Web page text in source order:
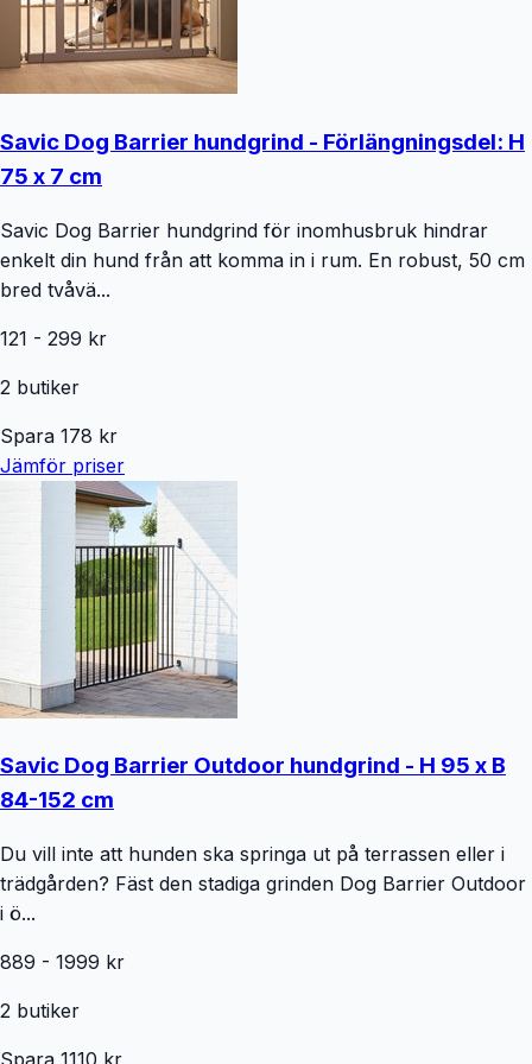
Savic Dog Barrier hundgrind - Förlängningsdel: H
75 x 7 cm
Savic Dog Barrier hundgrind för inomhusbruk hindrar
enkelt din hund från att komma in i rum. En robust, 50 cm
bred tvåvä...
121 - 299 kr
2 butiker
Spara 178 kr
Jämför priser
Savic Dog Barrier Outdoor hundgrind - H 95 x B
84-152 cm
Du vill inte att hunden ska springa ut på terrassen eller i
trädgården? Fäst den stadiga grinden Dog Barrier Outdoor
i ö...
889 - 1999 kr
2 butiker